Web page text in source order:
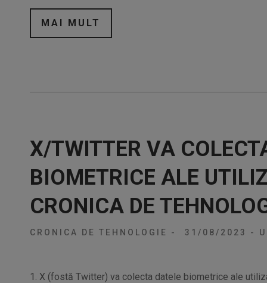
MAI MULT
X/TWITTER VA
BIOMETRICE ALE
CRONICA DE
CRONICA DE TEHNOLOGIE - 31/08/2023 -
1. X (fostă Twitter) va colecta datele biometrice ale